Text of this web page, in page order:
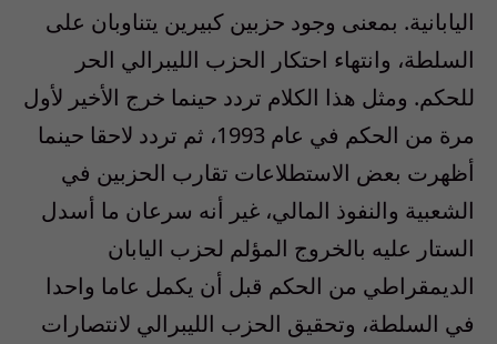
اليابانية. بمعنى وجود حزبين كبيرين يتناوبان على
السلطة، وانتهاء احتكار الحزب الليبرالي الحر
للحكم. ومثل هذا الكلام تردد حينما خرج الأخير لأول
مرة من الحكم في عام 1993، ثم تردد لاحقا حينما
أظهرت بعض الاستطلاعات تقارب الحزبين في
الشعبية والنفوذ المالي، غير أنه سرعان ما أسدل
الستار عليه بالخروج المؤلم لحزب اليابان
الديمقراطي من الحكم قبل أن يكمل عاما واحدا
في السلطة، وتحقيق الحزب الليبرالي لانتصارات